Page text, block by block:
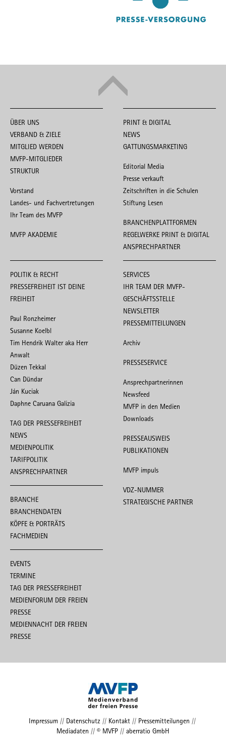
ÜBER UNS
VERBAND & ZIELE
MITGLIED WERDEN
MVFP-MITGLIEDER
STRUKTUR
Vorstand
Landes- und Fachvertretungen
Ihr Team des MVFP
MVFP AKADEMIE
PRINT & DIGITAL
NEWS
GATTUNGSMARKETING
Editorial Media
Presse verkauft
Zeitschriften in die Schulen
Stiftung Lesen
BRANCHENPLATTFORMEN
REGELWERKE PRINT & DIGITAL
ANSPRECHPARTNER
POLITIK & RECHT
PRESSEFREIHEIT IST DEINE
FREIHEIT
Paul Ronzheimer
Susanne Koelbl
Tim Hendrik Walter aka Herr
Anwalt
Düzen Tekkal
Can Dündar
Ján Kuciak
Daphne Caruana Galizia
TAG DER PRESSEFREIHEIT
NEWS
MEDIENPOLITIK
TARIFPOLITIK
ANSPRECHPARTNER
BRANCHE
BRANCHENDATEN
KÖPFE & PORTRÄTS
FACHMEDIEN
EVENTS
TERMINE
TAG DER PRESSEFREIHEIT
MEDIENFORUM DER FREIEN
PRESSE
MEDIENNACHT DER FREIEN
PRESSE
SERVICES
IHR TEAM DER MVFP-
GESCHÄFTSSTELLE
NEWSLETTER
PRESSEMITTEILUNGEN
Archiv
PRESSESERVICE
Ansprechpartnerinnen
Newsfeed
MVFP in den Medien
Downloads
PRESSEAUSWEIS
PUBLIKATIONEN
MVFP impuls
VDZ-NUMMER
STRATEGISCHE PARTNER
Impressum// Datenschutz// Kontakt// Pressemitteilungen //
Mediadaten // © MVFP // aberratio GmbH